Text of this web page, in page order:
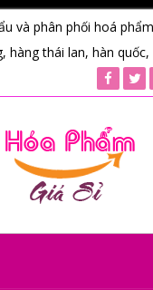
và phân phối hoá
hàng thái lan, hàn quốc,